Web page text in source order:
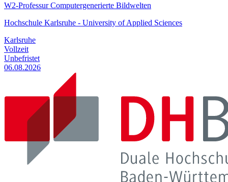
W2-Professur Computergenerierte Bildwelten
Hochschule Karlsruhe - University of Applied Sciences
Karlsruhe
Vollzeit
Unbefristet
06.08.2026